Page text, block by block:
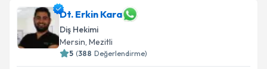
Dt. Erkin Kara
Diş Hekimi
Mersin, Mezitli
5 (388 Değerlendirme)